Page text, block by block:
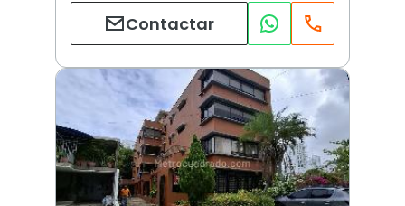
Contactar